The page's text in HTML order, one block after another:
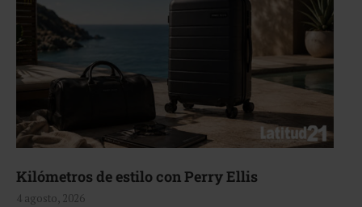
Aerie, texturas que fluyen
4 agosto, 2026